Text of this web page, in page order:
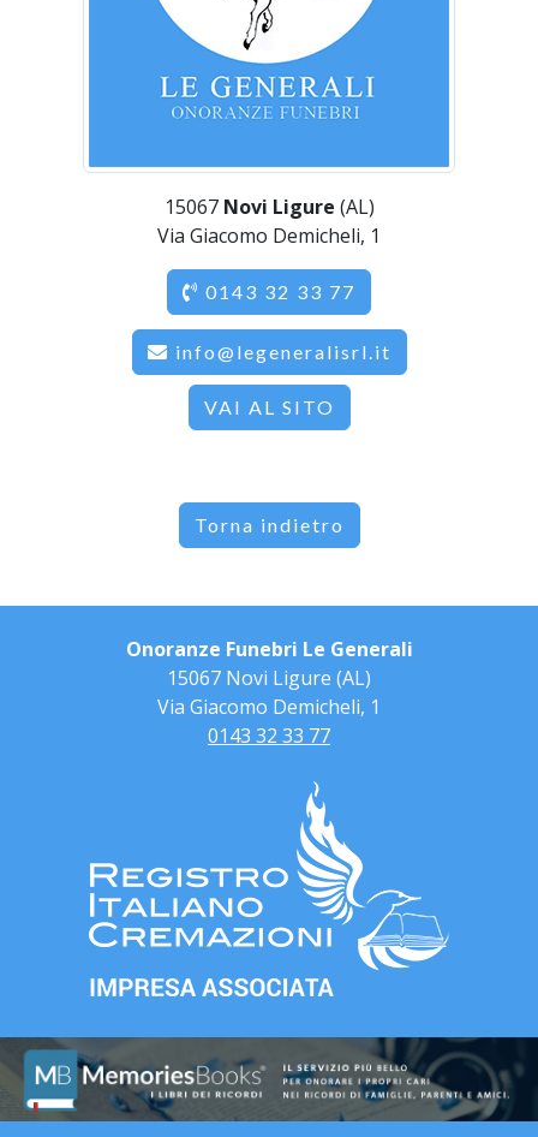
15067 Novi Ligure (AL)
Via Giacomo Demicheli, 1
0143 32 33 77
info@legeneralisrl.it
VAI AL SITO
Torna indietro
Onoranze Funebri Le Generali
15067 Novi Ligure (AL)
Via Giacomo Demicheli, 1
0143 32 33 77